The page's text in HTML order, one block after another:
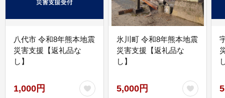
八代市 令和8年熊本地震
災害支援【返礼品な
し】
1,000円
氷川町 令和8年熊本地震
災害支援【返礼品な
し】
5,000円